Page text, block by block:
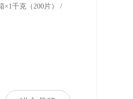
×1千克（200片） /